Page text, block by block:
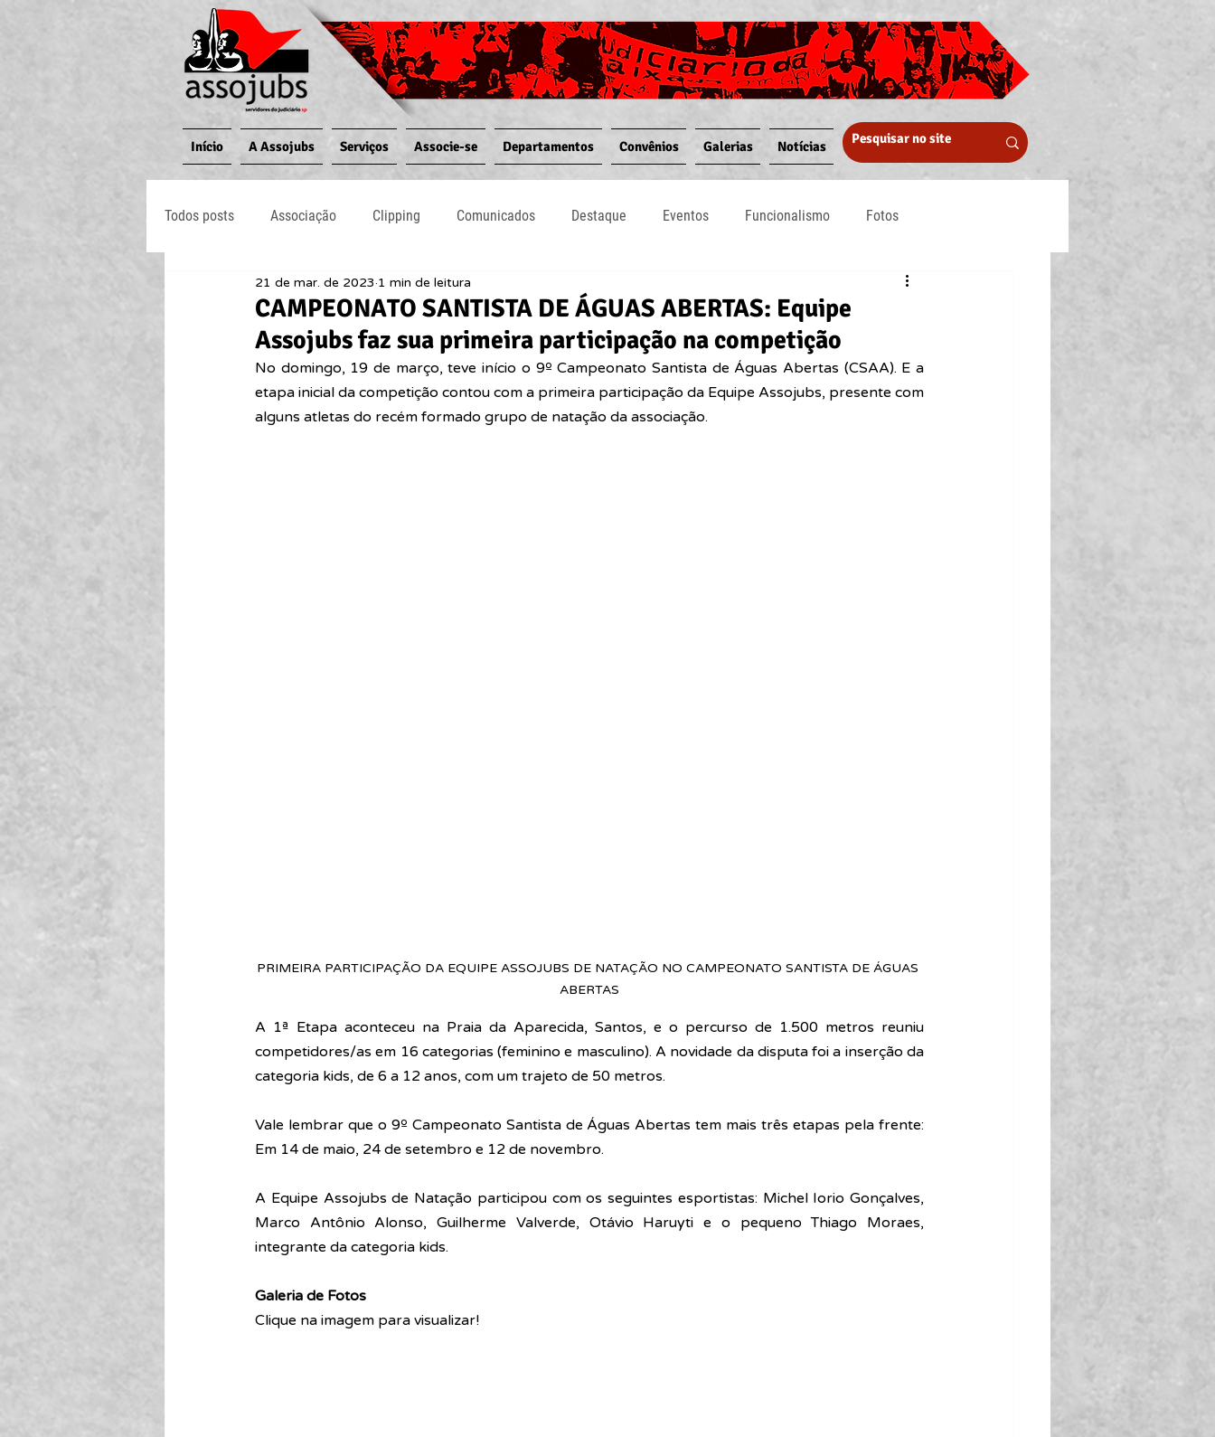
Início A Assojubs Serviços Associe-se Departamentos Convênios Galerias Notícias
Todos posts Associação Clipping Comunicados Destaque Eventos Funcionalismo Fotos
Jornal O Processo Judiciário Notícias
CAMPEONATO SANTISTA DE ÁGUAS ABERTAS: Equipe
Assojubs faz sua primeira participação na competição
21 de mar. de 2023 1 min de leitura
No domingo, 19 de março, teve início o 9º Campeonato Santista de Águas Abertas (CSAA). E a
etapa inicial da competição contou com a primeira participação da Equipe Assojubs, presente com
alguns atletas do recém formado grupo de natação da associação.
PRIMEIRA PARTICIPAÇÃO DA EQUIPE ASSOJUBS DE NATAÇÃO NO CAMPEONATO SANTISTA DE ÁGUAS
ABERTAS
A 1ª Etapa aconteceu na Praia da Aparecida, Santos, e o percurso de 1.500 metros reuniu
competidores/as em 16 categorias (feminino e masculino). A novidade da disputa foi a inserção da
categoria kids, de 6 a 12 anos, com um trajeto de 50 metros.
Vale lembrar que o 9º Campeonato Santista de Águas Abertas tem mais três etapas pela frente:
Em 14 de maio, 24 de setembro e 12 de novembro.
A Equipe Assojubs de Natação participou com os seguintes esportistas: Michel Iorio Gonçalves,
Marco Antônio Alonso, Guilherme Valverde, Otávio Haruyti e o pequeno Thiago Moraes,
integrante da categoria kids.
Galeria de Fotos
Clique na imagem para visualizar!